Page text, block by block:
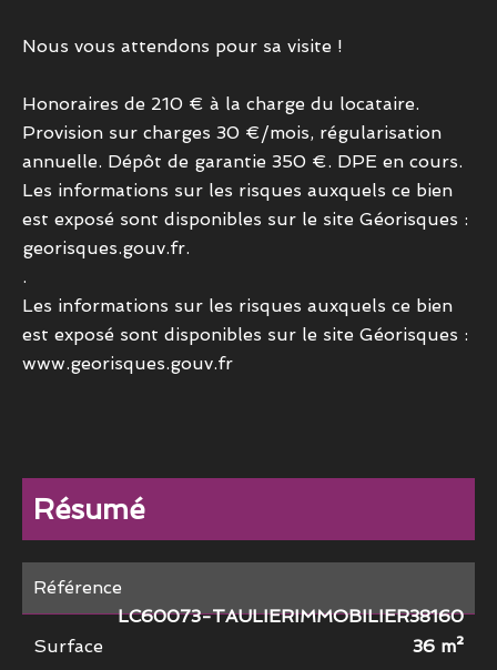
Nous vous attendons pour sa visite !
Honoraires de 210 € à la charge du locataire.
Provision sur charges 30 €/mois, régularisation
annuelle. Dépôt de garantie 350 €. DPE en cours.
Les informations sur les risques auxquels ce bien
est exposé sont disponibles sur le site Géorisques :
georisques.gouv.fr.
.
Les informations sur les risques auxquels ce bien
est exposé sont disponibles sur le site Géorisques :
www.georisques.gouv.fr
Résumé
Référence
LC60073-TAULIERIMMOBILIER38160
Surface
36 m²